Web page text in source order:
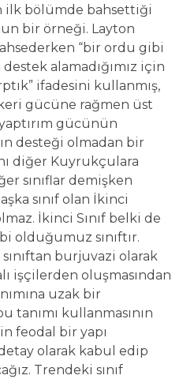
ilk bölümde bahsettiği
bir örneği. Layton
“bir ordu gibi
alamadığımız için
ifadesini kullanmış,
gücüne rağmen üst
gücünün
desteği olmadan bir
diğer Kuyrukçulara
sınıflar demişken
sınıf olan İkinci
İkinci Sınıf belki de
olduğumuz sınıftır.
burjuvazi olarak
işçilerden oluşmasından
uzak bir
tanımı kullanmasının
feodal bir yapı
olarak kabul edip
Trendeki sınıf